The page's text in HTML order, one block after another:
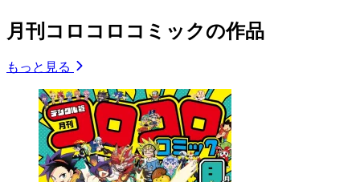
月刊コロコロコミックの作品
もっと見る